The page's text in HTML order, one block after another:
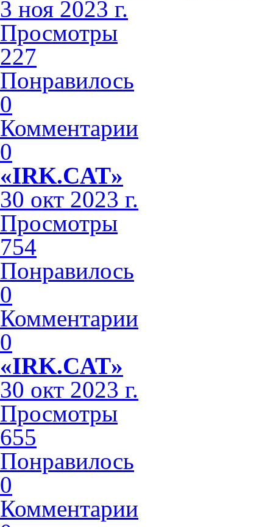
3 ноя 2023 г.
Просмотры
227
Понравилось
0
Комментарии
0
«IRK.CAT»
30 окт 2023 г.
Просмотры
754
Понравилось
0
Комментарии
0
«IRK.CAT»
30 окт 2023 г.
Просмотры
655
Понравилось
0
Комментарии